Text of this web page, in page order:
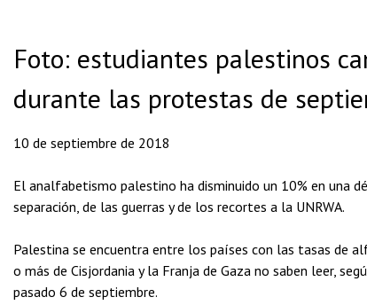
Foto: estudiantes palestinos
durante las protestas de
10 de septiembre de 2018
El analfabetismo palestino ha disminuido un 10% en una
separación, de las guerras y de los recortes a la UNRWA.
Palestina se encuentra entre los países con las tasas de
o más de Cisjordania y la Franja de Gaza no saben leer,
pasado 6 de septiembre.